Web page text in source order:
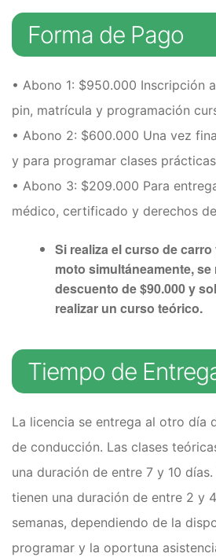
Forma de Pago
• Abono 1: $950.000 Inscripción
pin, matrícula y programación
• Abono 2: $600.000 Una vez
y para programar clases prácticas
• Abono 3: $209.000 Para
médico, certificado y derechos
Si realiza el curso de carro
moto simultáneamente, se
descuento de $90.000 y
realizar un curso teórico.
Tiempo de
La licencia se entrega al otro día
de conducción. Las clases
una duración de entre 7 y 10
tienen una duración de entre 2 y 4
semanas, dependiendo de la
programar y la oportuna